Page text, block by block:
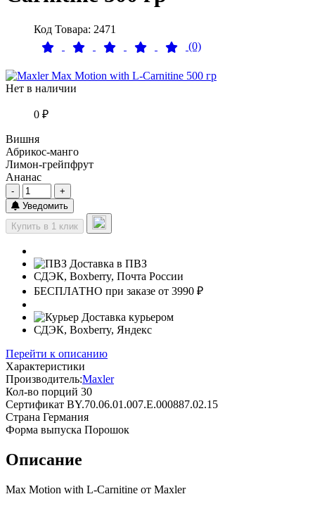
Код Товара: 2471
(0)
Нет в наличии
0 ₽
Вишня
Абрикос-манго
Лимон-грейпфрут
Ананас
-
+
Уведомить
Купить в 1 клик
Доставка в ПВЗ
СДЭК, Boxberry, Почта России
БЕСПЛАТНО при заказе от 3990 ₽
Доставка курьером
СДЭК, Boxberry, Яндекс
Перейти к описанию
Характеристики
Производитель:Maxler
Кол-во порций 30
Сертификат BY.70.06.01.007.E.000887.02.15
Страна Германия
Форма выпуска Порошок
Описание
Max Motion with L-Carnitine от Maxler